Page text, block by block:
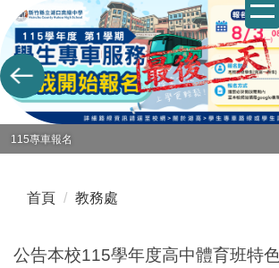
115專車報名
首頁 教務處
公告本校115學年度高中體育班特